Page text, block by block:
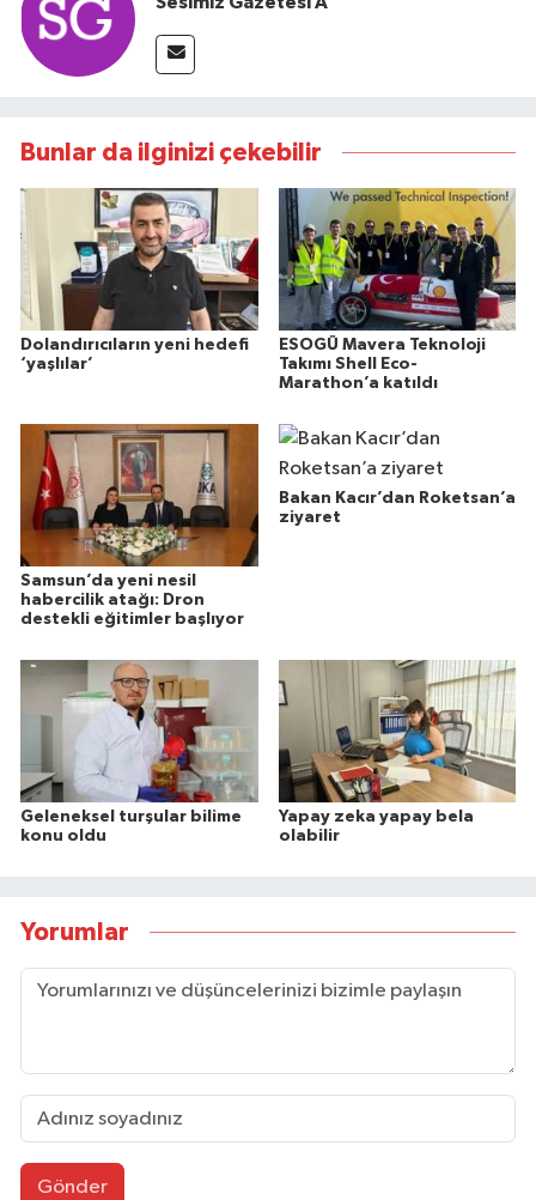
Bunlar da ilginizi çekebilir
Dolandırıcıların yeni hedefi
‘yaşlılar’
ESOGÜ Mavera Teknoloji
Takımı Shell Eco-
Marathon’a katıldı
Samsun’da yeni nesil
habercilik atağı: Dron
destekli eğitimler başlıyor
Bakan Kacır’dan Roketsan’a
ziyaret
Geleneksel turşular bilime
konu oldu
Yapay zeka yapay bela
olabilir
Yorumlar
Gönder